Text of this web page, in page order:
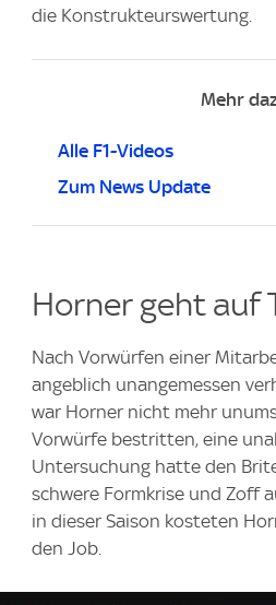
die Konstrukteurswertung.
Mehr
Alle F1-Videos
Zum News Update
Horner geht auf
Nach Vorwürfen einer
angeblich unangemessen
war Horner nicht mehr
Vorwürfe bestritten, eine
Untersuchung hatte den
schwere Formkrise und Zoff
in dieser Saison kosteten
den Job.